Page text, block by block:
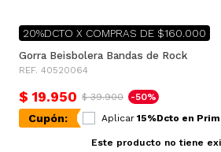
20%DCTO X COMPRAS DE $160.000
Gorra Beisbolera Bandas de Rock
REF. 40520064
$ 19.950 $ 39.900 -50%
Cupón: Aplicar 15%Dcto en
Este producto no tiene